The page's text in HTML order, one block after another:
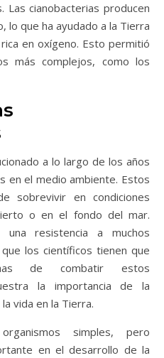
cianobacterias producen
lo que ha ayudado a la Tierra
en oxígeno. Esto permitió
más complejos, como los
a lo largo de los años
en el medio ambiente. Estos
sobrevivir en condiciones
o en el fondo del mar.
una resistencia a muchos
los científicos tienen que
de combatir estos
la importancia de la
vida en la Tierra.
simples, pero
en el desarrollo de la